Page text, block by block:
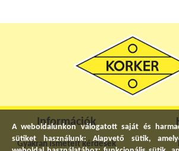
Információk
Gyakran ismételt kérdések
A weboldalunkon válogatott saját és
sütiket használunk: Alapvető sütik,